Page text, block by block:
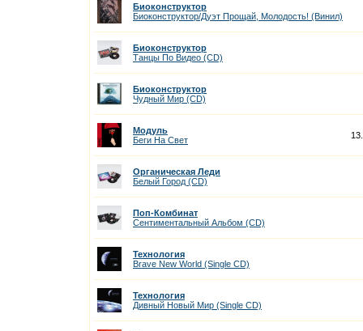
Биоконструктор
Биоконструктор/Дуэт Прощай, Молодость! (Винил)
Биоконструктор
Танцы По Видео (CD)
Биоконструктор
Чудный Мир (CD)
Модуль
Беги На Cвет
Органическая Леди
Белый Город (CD)
Поп-Комбинат
Сентиментальный Альбом (CD)
Технология
Brave New World (Single CD)
Технология
Дивный Новый Мир (Single CD)